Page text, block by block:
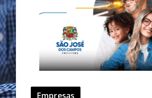
Empresas